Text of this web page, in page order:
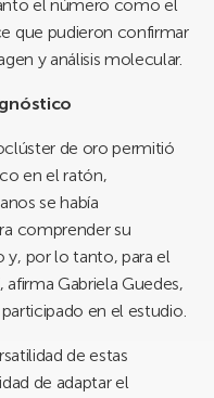
el número como el
que pudieron confirmar
y análisis molecular.
de oro permitió
en el ratón,
se había
comprender su
por lo tanto, para el
Gabriela Guedes,
en el estudio.
de estas
de adaptar el